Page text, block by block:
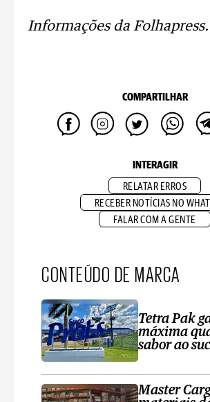
Informações da Folhapress.
COMPARTILHAR
INTERAGIR
RELATAR ERROS
RECEBER NOTÍCIAS NO
FALAR COM A GENTE
CONTEÚDO DE MARCA
Tetra Pak
máxima
sabor ao
Master